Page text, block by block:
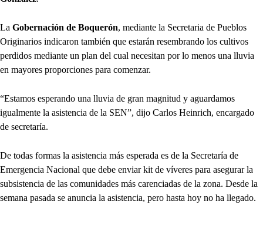
La Gobernación de Boquerón, mediante la Secretaria de Pueblos
Originarios indicaron también que estarán resembrando los cultivos
perdidos mediante un plan del cual necesitan por lo menos una lluvia
en mayores proporciones para comenzar.
“Estamos esperando una lluvia de gran magnitud y aguardamos
igualmente la asistencia de la SEN”, dijo Carlos Heinrich, encargado
de secretaría.
De todas formas la asistencia más esperada es de la Secretaría de
Emergencia Nacional que debe enviar kit de víveres para asegurar la
subsistencia de las comunidades más carenciadas de la zona. Desde la
semana pasada se anuncia la asistencia, pero hasta hoy no ha llegado.